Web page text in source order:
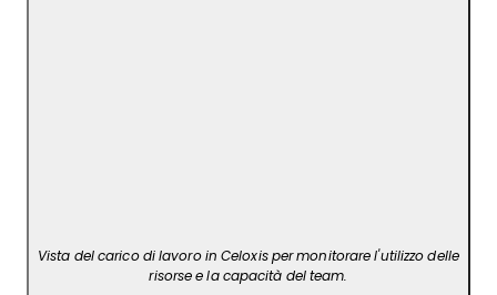
Vista del carico di lavoro in Celoxis per monitorare l'utilizzo delle
risorse e la capacità del team.